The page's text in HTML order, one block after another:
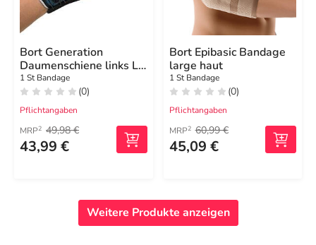
Bort Generation
Daumenschiene links L
blau
1 St Bandage
(0)
Pflichtangaben
MRP2 49,98 €
43,99 €
Bort Epibasic Bandage
large haut
1 St Bandage
(0)
Pflichtangaben
MRP2 60,99 €
45,09 €
Weitere Produkte anzeigen